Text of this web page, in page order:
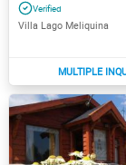
Villa Lago Meliquina